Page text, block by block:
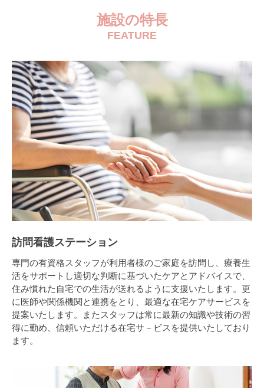
施設の特長
FEATURE
訪問看護ステーション
専門の有資格スタッフが利用者様のご家庭を訪問し、療養生
活をサポートし適切な判断に基づいたケアとアドバイスで、
住み慣れた自宅での生活が送れるように支援いたします。更
に医師や関係機関と連携をとり、最適な在宅ケアサービスを
提案いたします。またスタッフは常に最新の知識や技術の習
得に勤め、信頼いただける在宅サ－ビスを提供いたしており
ます。